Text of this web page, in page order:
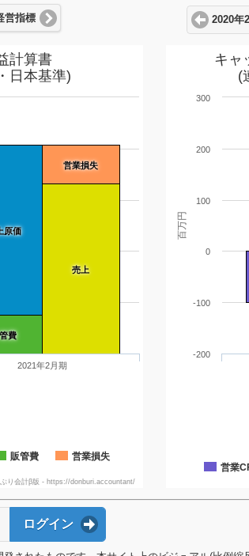
営指標 2020年
計算書
日本基準)
原価
費
営業損失
売上
販管費
営業損失
2021年2月期
ぶり会計β版 - https://donburi.accountant/
百万円
キャ
(
営業
-200
-100
0
100
200
300
ログイン